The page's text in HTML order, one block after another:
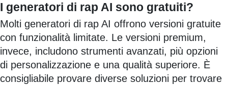
I generatori di rap AI sono gratuiti?
Molti generatori di rap AI offrono versioni gratuite
con funzionalità limitate. Le versioni premium,
invece, includono strumenti avanzati, più opzioni
di personalizzazione e una qualità superiore. È
consigliabile provare diverse soluzioni per trovare